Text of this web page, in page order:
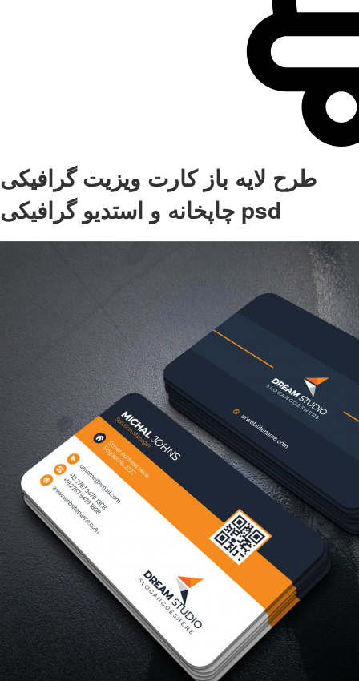
طرح لایه باز کارت ویزیت گرافیکی
چاپخانه و استدیو گرافیکی psd